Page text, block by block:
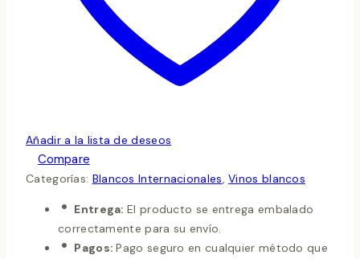
Añadir a la lista de deseos
Compare
Categorías: Blancos Internacionales,Vinos blancos
Entrega:El producto se entrega embalado
correctamente para su envío.
Pagos:Pago seguro en cualquier método que